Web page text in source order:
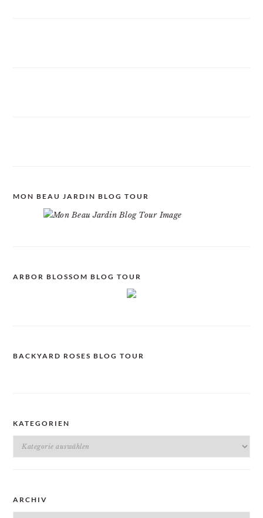
MON BEAU JARDIN BLOG TOUR
ARBOR BLOSSOM BLOG TOUR
BACKYARD ROSES BLOG TOUR
KATEGORIEN
Kategorien
ARCHIV